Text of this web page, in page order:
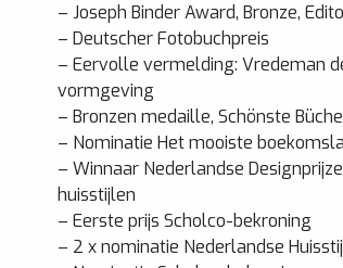
– Joseph Binder Award, Bronze,
– Deutscher Fotobuchpreis
– Eervolle vermelding: Vredeman
vormgeving
– Bronzen medaille, Schönste
– Nominatie Het mooiste
– Winnaar Nederlandse
huisstijlen
– Eerste prijs Scholco-bekroning
– 2 x nominatie Nederlandse